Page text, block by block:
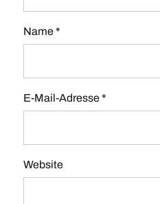
Name*
E-Mail-Adresse*
Website